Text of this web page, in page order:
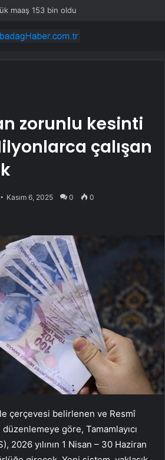
maaş 153 bin oldu
zorunlu kesinti
çalışan
Kasım 6, 2025 0 0
çerçevesi belirlenen ve Resmî
düzenlemeye göre, Tamamlayıcı
2026 yılının 1 Nisan – 30 Haziran